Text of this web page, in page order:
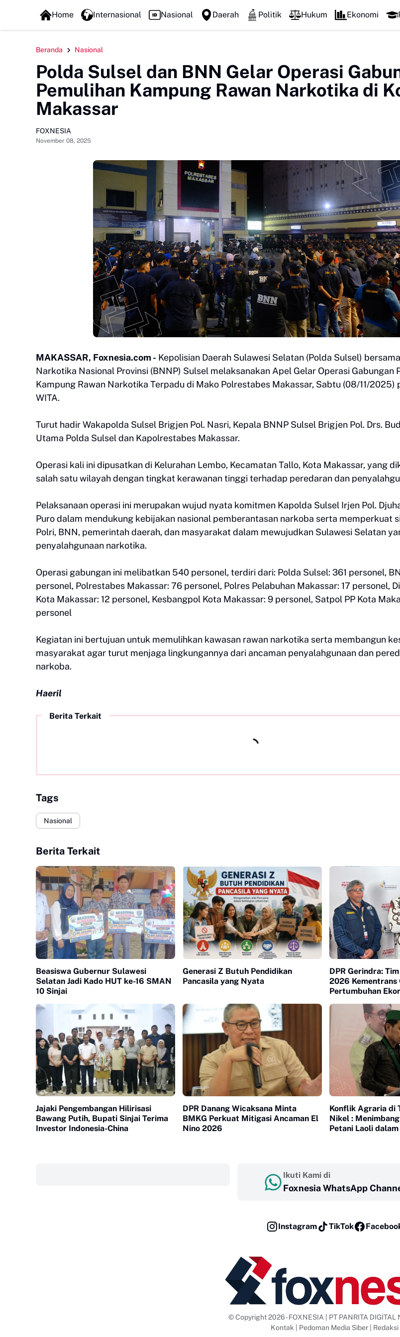
FOXLINE NEWS
Home Internasional Nasional Daerah Politik Hukum Ekonomi
Beranda Nasional
Polda Sulsel dan BNN Gelar Operasi
Pemulihan Kampung Rawan Narkotika di
Makassar
FOXNESIA
November 08, 2025
MAKASSAR, Foxnesia.com - Kepolisian Daerah Sulawesi Selatan (Polda Sulsel)
Narkotika Nasional Provinsi (BNNP) Sulsel melaksanakan Apel Gelar Operasi Gabungan
Kampung Rawan Narkotika Terpadu di Mako Polrestabes Makassar, Sabtu (08/11/2025)
WITA.
Turut hadir Wakapolda Sulsel Brigjen Pol. Nasri, Kepala BNNP Sulsel Brigjen Pol. Drs.
Utama Polda Sulsel dan Kapolrestabes Makassar.
Operasi kali ini dipusatkan di Kelurahan Lembo, Kecamatan Tallo, Kota Makassar, yang
salah satu wilayah dengan tingkat kerawanan tinggi terhadap peredaran dan
Pelaksanaan operasi ini merupakan wujud nyata komitmen Kapolda Sulsel Irjen Pol.
Puro dalam mendukung kebijakan nasional pemberantasan narkoba serta memperkuat
Polri, BNN, pemerintah daerah, dan masyarakat dalam mewujudkan Sulawesi Selatan
penyalahgunaan narkotika.
Operasi gabungan ini melibatkan 540 personel, terdiri dari: Polda Sulsel: 361 personel,
personel, Polrestabes Makassar: 76 personel, Polres Pelabuhan Makassar: 17 personel,
Kota Makassar: 12 personel, Kesbangpol Kota Makassar: 9 personel, Satpol PP Kota
personel
Kegiatan ini bertujuan untuk memulihkan kawasan rawan narkotika serta membangun
masyarakat agar turut menjaga lingkungannya dari ancaman penyalahgunaan dan
narkoba.
Haeril
Berita Terkait
Tags
Nasional
Berita Terkait
Beasiswa Gubernur Sulawesi
Selatan Jadi Kado HUT ke-16 SMAN
10 Sinjai
Generasi Z Butuh Pendidikan
Pancasila yang Nyata
DPR Gerindra:
2026 Kementrans
Pertumbuhan
Jajaki Pengembangan Hilirisasi
Bawang Putih, Bupati Sinjai Terima
Investor Indonesia-China
DPR Danang Wicaksana Minta
BMKG Perkuat Mitigasi Ancaman El
Nino 2026
Konflik Agraria di
Nikel :
Petani Laoli
Ikuti Kami di
Foxnesia WhatsApp
Instagram TikTok
© Copyright 2026 - FOXNESIA | PT PANRITA DIGITAL
Kontak
Pedoman Media Siber| Redaksi